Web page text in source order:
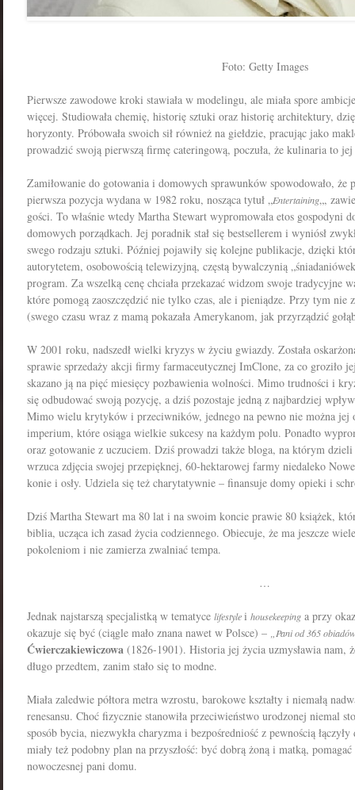
Foto: Getty Images
Pierwsze zawodowe kroki stawiała w modelingu, ale miała spore
więcej. Studiowała chemię, historię sztuki oraz historię architektury,
horyzonty. Próbowała swoich sił również na giełdzie, pracując jako
prowadzić swoją pierwszą firmę cateringową, poczuła, że kulinaria to
Zamiłowanie do gotowania i domowych sprawunków spowodowało, że
pierwsza pozycja wydana w 1982 roku, nosząca tytuł „Entertaining„,
gości. To właśnie wtedy Martha Stewart wypromowała etos gospodyni
domowych porządkach. Jej poradnik stał się bestsellerem i wyniósł
swego rodzaju sztuki. Później pojawiły się kolejne publikacje, dzięki
autorytetem, osobowością telewizyjną, częstą bywalczynią
program. Za wszelką cenę chciała przekazać widzom swoje tradycyjne
które pomogą zaoszczędzić nie tylko czas, ale i pieniądze. Przy tym nie
(swego czasu wraz z mamą pokazała Amerykanom, jak przyrządzić
W 2001 roku, nadszedł wielki kryzys w życiu gwiazdy. Została
sprawie sprzedaży akcji firmy farmaceutycznej ImClone, za co groziło
skazano ją na pięć miesięcy pozbawienia wolności. Mimo trudności i
się odbudować swoją pozycję, a dziś pozostaje jedną z najbardziej
Mimo wielu krytyków i przeciwników, jednego na pewno nie można jej
imperium, które osiąga wielkie sukcesy na każdym polu. Ponadto
oraz gotowanie z uczuciem. Dziś prowadzi także bloga, na którym
wrzuca zdjęcia swojej przepięknej, 60-hektarowej farmy niedaleko
konie i osły. Udziela się też charytatywnie – finansuje domy opieki i
Dziś Martha Stewart ma 80 lat i na swoim koncie prawie 80 książek,
biblia, ucząca ich zasad życia codziennego. Obiecuje, że ma jeszcze
pokoleniom i nie zamierza zwalniać tempa.
…
Jednak najstarszą specjalistką w tematyce lifestylei housekeeping a przy
okazuje się być (ciągle mało znana nawet w Polsce) –
„Pani od 365
Ćwierczakiewiczowa (1826-1901). Historia jej życia uzmysławia nam,
długo przedtem, zanim stało się to modne.
Miała zaledwie półtora metra wzrostu, barokowe kształty i niemałą
renesansu. Choć fizycznie stanowiła przeciwieństwo urodzonej niemal
sposób bycia, niezwykła charyzma i bezpośredniość z pewnością
miały też podobny plan na przyszłość: być dobrą żoną i matką,
nowoczesnej pani domu.